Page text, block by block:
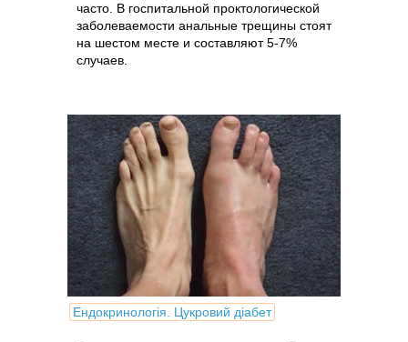
часто. В госпитальной проктологической
заболеваемости анальные трещины стоят
на шестом месте и составляют 5-7%
случаев.
Ендокринологія. Цукровий діабет